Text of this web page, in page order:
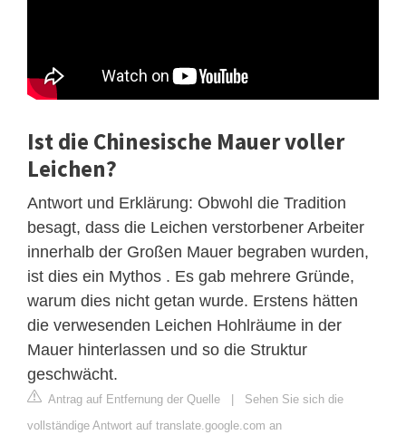
Ist die Chinesische Mauer voller
Leichen?
Antwort und Erklärung: Obwohl die Tradition
besagt, dass die Leichen verstorbener Arbeiter
innerhalb der Großen Mauer begraben wurden,
ist dies ein Mythos . Es gab mehrere Gründe,
warum dies nicht getan wurde. Erstens hätten
die verwesenden Leichen Hohlräume in der
Mauer hinterlassen und so die Struktur
geschwächt.
Antrag auf Entfernung der Quelle | Sehen Sie sich die
vollständige Antwort auf translate.google.com an